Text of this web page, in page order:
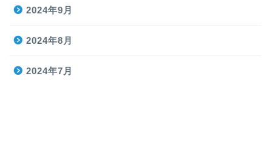
2024年9月
2024年8月
2024年7月